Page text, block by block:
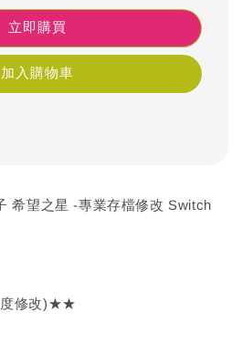
立即購買
加入購物車
希望之星 -專業存檔修改 Switch
度修改)★★